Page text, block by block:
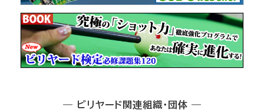
― ビリヤード関連組織・団体 ―